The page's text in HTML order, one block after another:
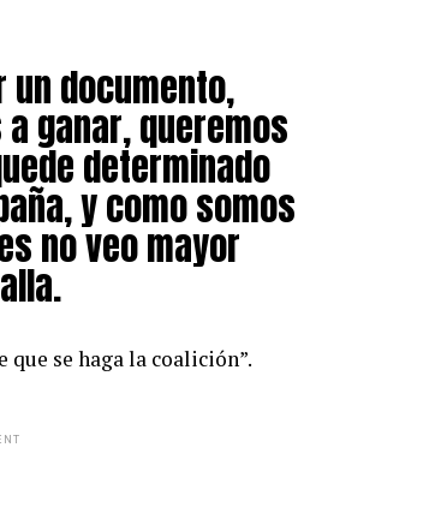
un documento,
ganar, queremos
determinado
y como somos
no veo mayor
se haga la coalición”.